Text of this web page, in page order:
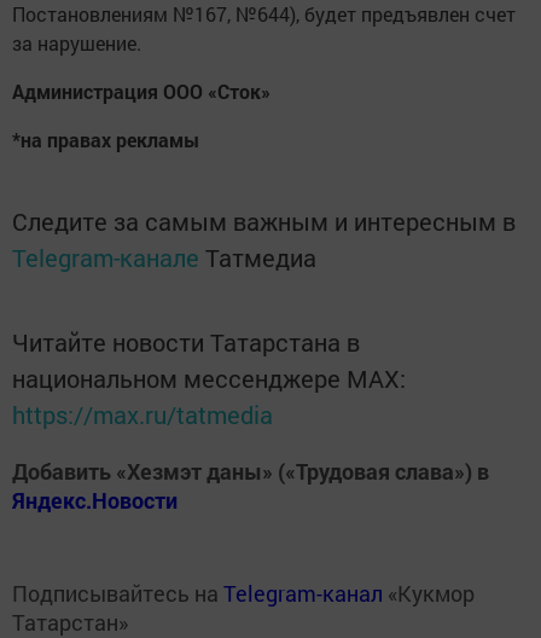
Постановлениям №167, №644), будет предъявлен счет
за нарушение.
Администрация ООО «Сток»
*на правах рекламы
Следите за самым важным и интересным в
Telegram-канале Татмедиа
Читайте новости Татарстана в
национальном мессенджере MАХ:
https://max.ru/tatmedia
Добавить «Хезмэт даны» («Трудовая слава») в
Яндекс.Новости
Подписывайтесь на Telegram-канал «Кукмор
Татарстан»